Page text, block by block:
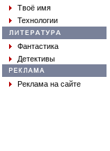
Твоё имя
Технологии
Фантастика
Детективы
Реклама на сайте